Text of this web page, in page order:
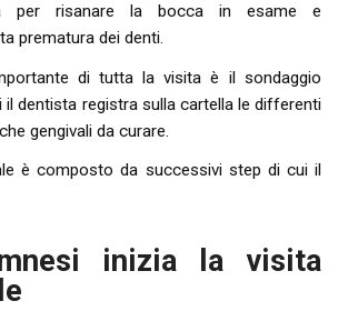
per risanare la bocca in esame e
prematura dei denti.
di tutta la visita è il sondaggio
il dentista registra sulla cartella le differenti
gengivali da curare.
è composto da successivi step di cui il
inizia la visita